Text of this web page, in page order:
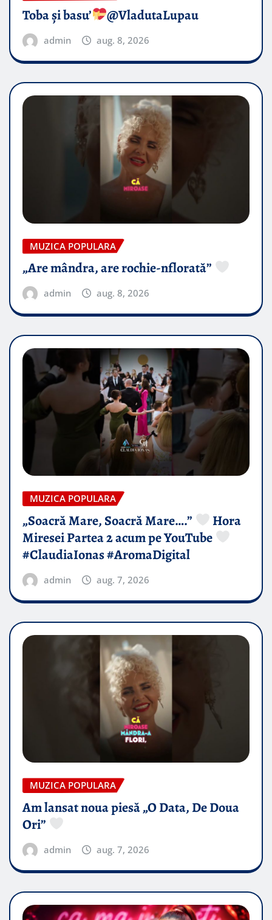
Toba și basu’ @VladutaLupau
admin aug. 8, 2026
MUZICA POPULARA
„Are mândra, are rochie-nflorată”
admin aug. 8, 2026
MUZICA POPULARA
„Soacră Mare, Soacră Mare….”
Hora
Miresei Partea 2 acum pe YouTube
#ClaudiaIonas #AromaDigital
admin aug. 7, 2026
MUZICA POPULARA
Am lansat noua piesă „O Data, De Doua
Ori”
admin aug. 7, 2026